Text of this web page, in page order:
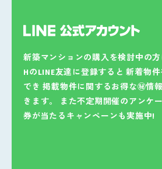
新築マンションの購入を検討中の
HのLINE友達に登録すると 新着物
でき 掲載物件に関するお得な㊙情
きます。
また不定期開催のアンケ
券が当たるキャンペーンも実施中!